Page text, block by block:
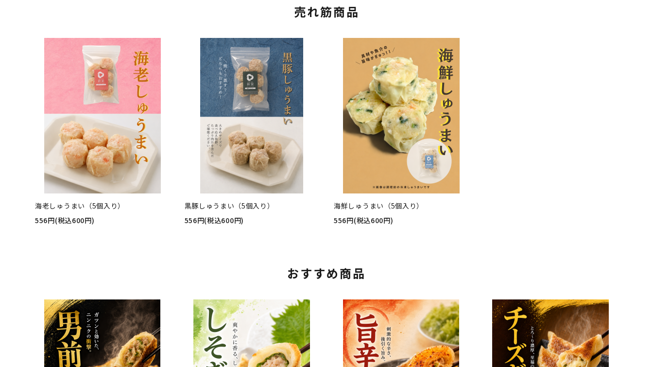
売れ筋商品
海老しゅうまい（5個入り）
556円(税込600円)
黒豚しゅうまい（5個入り）
556円(税込600円)
海鮮しゅうまい（5個入り）
556円(税込600円)
おすすめ商品